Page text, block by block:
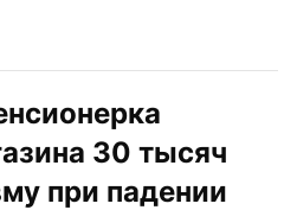
30 тысяч
при падении